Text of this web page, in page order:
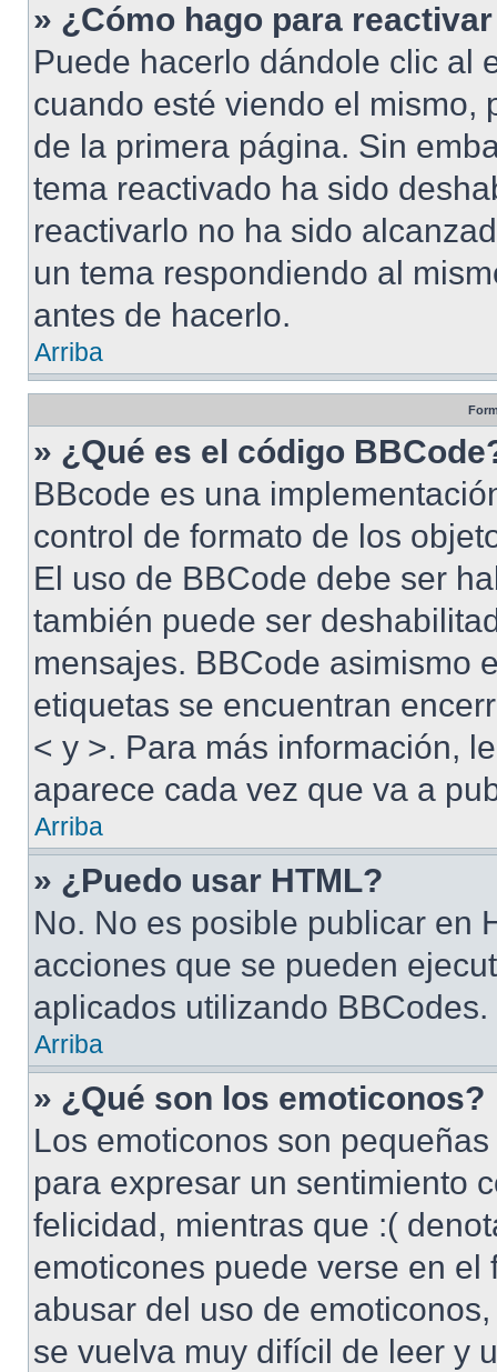
» ¿Cómo hago para
Puede hacerlo dándole clic al
cuando esté viendo el mismo,
de la primera página. Sin
tema reactivado ha sido
reactivarlo no ha sido
un tema respondiendo al
antes de hacerlo.
Arriba
» ¿Qué es el código
BBcode es una
control de formato de los
El uso de BBCode debe ser
también puede ser
mensajes. BBCode asimismo
etiquetas se encuentran
< y >. Para más información,
aparece cada vez que va a
Arriba
» ¿Puedo usar HTML?
No. No es posible publicar en
acciones que se pueden
aplicados utilizando BBCodes.
Arriba
» ¿Qué son los emoticonos?
Los emoticonos son
para expresar un sentimiento
felicidad, mientras que :(
emoticones puede verse en
abusar del uso de
se vuelva muy difícil de leer y